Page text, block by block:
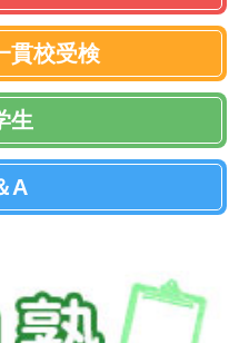
貫校受検
生
A